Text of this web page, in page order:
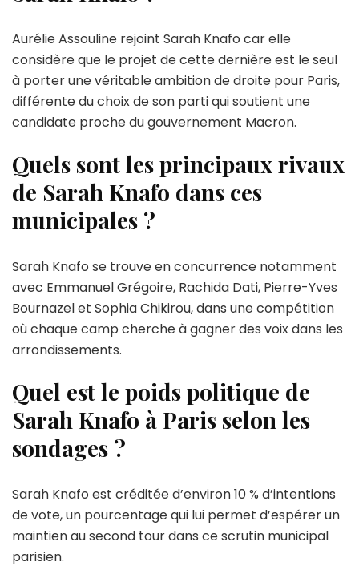
Aurélie Assouline rejoint Sarah Knafo car elle
considère que le projet de cette dernière est le seul
à porter une véritable ambition de droite pour Paris,
différente du choix de son parti qui soutient une
candidate proche du gouvernement Macron.
Quels sont les principaux rivaux
de Sarah Knafo dans ces
municipales ?
Sarah Knafo se trouve en concurrence notamment
avec Emmanuel Grégoire, Rachida Dati, Pierre-Yves
Bournazel et Sophia Chikirou, dans une compétition
où chaque camp cherche à gagner des voix dans les
arrondissements.
Quel est le poids politique de
Sarah Knafo à Paris selon les
sondages ?
Sarah Knafo est créditée d’environ 10 % d’intentions
de vote, un pourcentage qui lui permet d’espérer un
maintien au second tour dans ce scrutin municipal
parisien.